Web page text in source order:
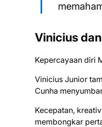
Vinicius
Kepercayaan diri
Vinicius Junior
Cunha
Kecepatan,
membongkar